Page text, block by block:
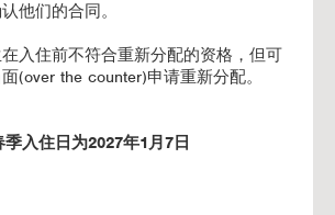
他们的合同。
入住前不符合重新分配的资格，但可
(over the counter)申请重新分配。
季入住日为2027年1月7日